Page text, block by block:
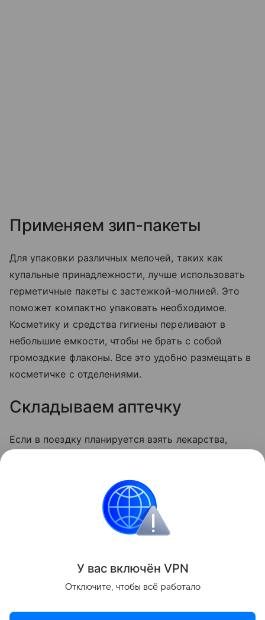
Применяем зип-пакеты
Для упаковки различных мелочей, таких как
купальные принадлежности, лучше использовать
герметичные пакеты с застежкой-молнией. Это
поможет компактно упаковать необходимое.
Косметику и средства гигиены переливают в
небольшие емкости, чтобы не брать с собой
громоздкие флаконы. Все это удобно размещать в
косметичке с отделениями.
Складываем аптечку
Если в поездку планируется взять лекарства,
применению можно сфотографировать на телефон
или сделать краткие записи на бумаге.
У вас включён VPN
Отключите, чтобы всё работало